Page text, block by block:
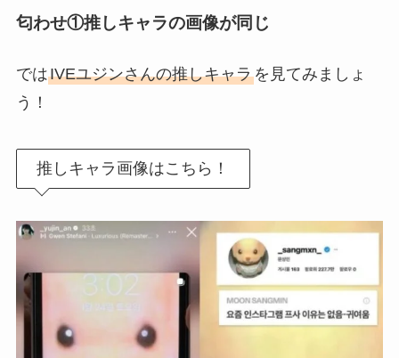
匂わせ①推しキャラの画像が同じ
ではIVEユジンさんの推しキャラを見てみましょ
う！
推しキャラ画像はこちら！